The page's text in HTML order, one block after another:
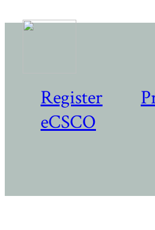
Register
eCSCO